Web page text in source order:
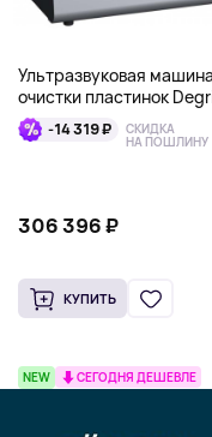
Ультразвуковая
очистки пластинок
Mark II, серебряный
-14 319 ₽ СКИДКА
НА ПОШЛИНУ
306 396 ₽
КУПИТЬ
NEW СЕГОДНЯ ДЕШЕВЛЕ